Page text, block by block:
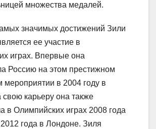
множества медалей.
значимых достижений Зили
ее участие в
играх. Впервые она
Россию на этом престижном
мероприятии в 2004 году в
карьеру она также
в Олимпийских играх 2008 года
года в Лондоне. Зиля